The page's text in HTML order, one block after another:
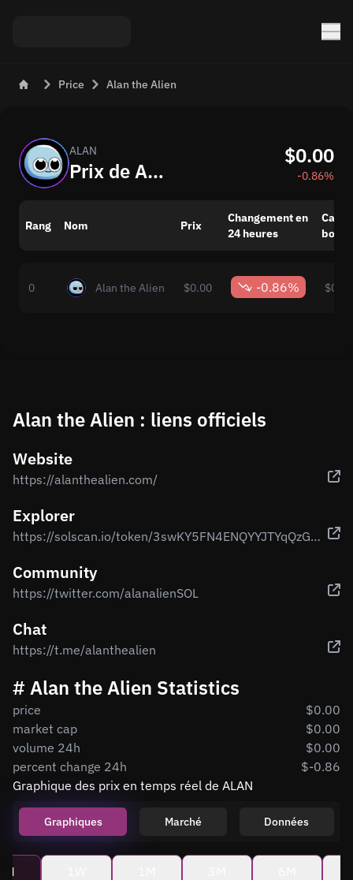
Price Alan the Alien
ALAN
Prix de Alan the Alien (ALAN)
$0.00
-0.86%
Rang Nom Prix
Changement en
24 heures
0 Alan the Alien $0.00 -0.86% $0.00
Alan the Alien : liens officiels
Website
https://alanthealien.com/
Explorer
https://solscan.io/token/3swKY5FN4ENQYYJTYqQzGbT7iEv8yD5UngCWfk3fEVA7
Community
https://twitter.com/alanalienSOL
Chat
https://t.me/alanthealien
# Alan the Alien Statistics
price
$0.00
market cap
$0.00
volume 24h
$0.00
percent change 24h
$-0.86
Graphique des prix en temps réel de ALAN
Graphiques Marché Données